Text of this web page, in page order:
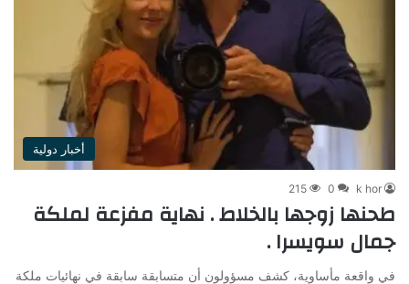
أخبار دولية
k hor
0
215
طحنها زوجها بالخلاط . نهاية مفزعة لملكة
جمال سويسرا .
في واقعة مأساوية، كشف مسؤولون أن متسابقة سابقة في نهائيات ملكة